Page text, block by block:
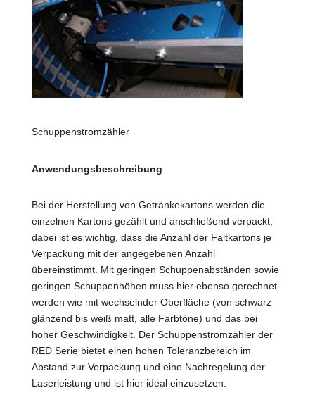
Schuppenstromzähler
Anwendungsbeschreibung
Bei der Herstellung von Getränkekartons werden die
einzelnen Kartons gezählt und anschließend verpackt;
dabei ist es wichtig, dass die Anzahl der Faltkartons je
Verpackung mit der angegebenen Anzahl
übereinstimmt. Mit geringen Schuppenabständen sowie
geringen Schuppenhöhen muss hier ebenso gerechnet
werden wie mit wechselnder Oberfläche (von schwarz
glänzend bis weiß matt, alle Farbtöne) und das bei
hoher Geschwindigkeit. Der Schuppenstromzähler der
RED Serie bietet einen hohen Toleranzbereich im
Abstand zur Verpackung und eine Nachregelung der
Laserleistung und ist hier ideal einzusetzen.